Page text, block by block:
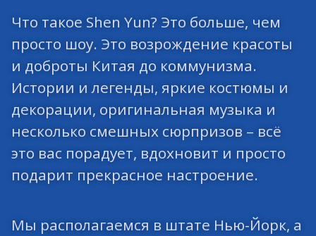
Что такое Shen Yun? Это больше, чем
просто шоу. Это возрождение красоты
и доброты Китая до коммунизма.
Истории и легенды, яркие костюмы и
декорации, оригинальная музыка и
несколько смешных сюрпризов – всё
это вас порадует, вдохновит и просто
подарит прекрасное настроение.
Мы располагаемся в штате Нью-Йорк, а